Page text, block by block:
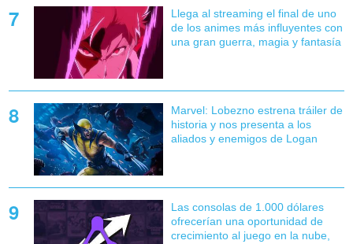
Llega al streaming el final de uno
de los animes más influyentes con
una gran guerra, magia y fantasía
Marvel: Lobezno estrena tráiler de
historia y nos presenta a los
aliados y enemigos de Logan
Las consolas de 1.000 dólares
ofrecerían una oportunidad de
crecimiento al juego en la nube,